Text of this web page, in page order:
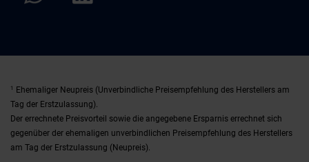
1
Ehemaliger Neupreis (Unverbindliche Preisempfehlung des Herstellers am
Tag der Erstzulassung).
Der errechnete Preisvorteil sowie die angegebene Ersparnis errechnet sich
gegenüber der ehemaligen unverbindlichen Preisempfehlung des Herstellers
am Tag der Erstzulassung (Neupreis).